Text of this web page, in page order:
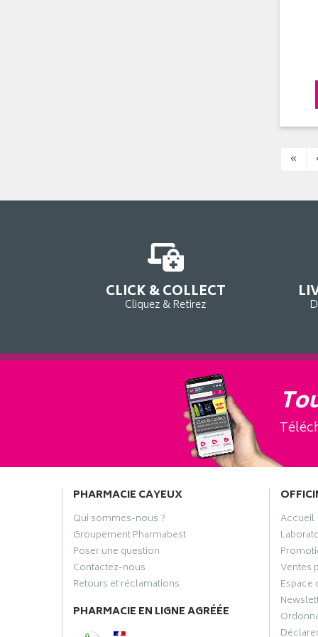
«
CLICK & COLLECT
Cliquez & Retirez
PHARMACIE CAYEUX
Qui sommes-nous ?
Groupement Pharmabest
Poser une question
Contactez-nous
Retours et réclamations
PHARMACIE EN LIGNE AGRÉÉE
Accueil
Ventes
Espace